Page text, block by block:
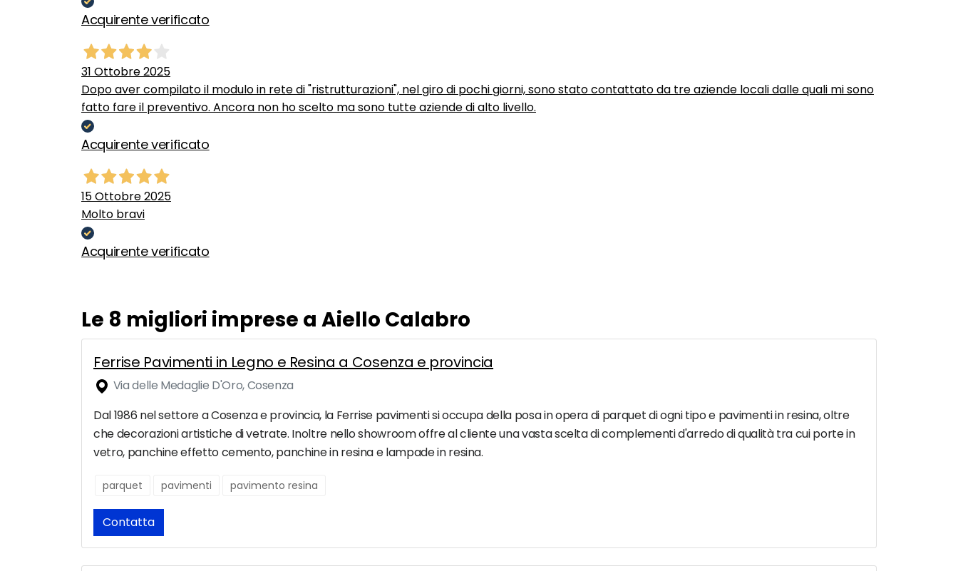
Acquirente verificato
31 Ottobre 2025
Dopo aver compilato il modulo in rete di "ristrutturazioni", nel giro di pochi giorni, sono stato contattato da tre aziende locali dalle quali mi sono
fatto fare il preventivo. Ancora non ho scelto ma sono tutte aziende di alto livello.
Acquirente verificato
15 Ottobre 2025
Molto bravi
Acquirente verificato
Le 8 migliori imprese a Aiello Calabro
Ferrise Pavimenti in Legno e Resina a Cosenza e provincia
Via delle Medaglie D'Oro, Cosenza
Dal 1986 nel settore a Cosenza e provincia, la Ferrise pavimenti si occupa della posa in opera di parquet di ogni tipo e pavimenti in resina, oltre
che decorazioni artistiche di vetrate. Inoltre nello showroom offre al cliente una vasta scelta di complementi d'arredo di qualità tra cui porte in
vetro, panchine effetto cemento, panchine in resina e lampade in resina.
parquet pavimenti pavimento resina
Contatta